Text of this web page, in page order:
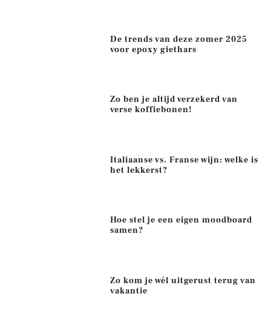
De trends van deze zomer 2025
voor epoxy giethars
Zo ben je altijd verzekerd van
verse koffiebonen!
Italiaanse vs. Franse wijn: welke is
het lekkerst?
Hoe stel je een eigen moodboard
samen?
Zo kom je wél uitgerust terug van
vakantie